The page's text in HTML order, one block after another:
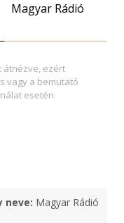
Magyar Rádió
átnézve, ezért
vagy a bemutató
esetén
neve: Magyar Rádió